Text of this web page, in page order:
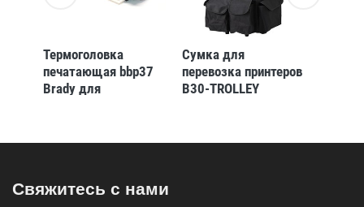
Термоголовка
печатающая bbp37
Brady для
Сумка для
перевозка принтеров
B30-TROLLEY
Свяжитесь с нами